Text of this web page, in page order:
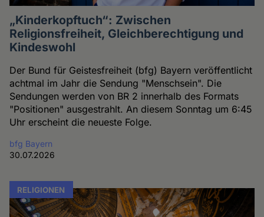
„Kinderkopftuch“: Zwischen
Religionsfreiheit, Gleichberechtigung und
Kindeswohl
Der Bund für Geistesfreiheit (bfg) Bayern veröffentlicht
achtmal im Jahr die Sendung "Menschsein". Die
Sendungen werden von BR 2 innerhalb des Formats
"Positionen" ausgestrahlt. An diesem Sonntag um 6:45
Uhr erscheint die neueste Folge.
bfg Bayern
30.07.2026
RELIGIONEN